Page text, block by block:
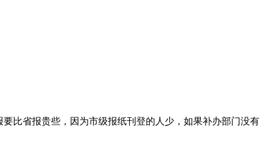
比省报贵些，因为市级报纸刊登的人少，如果补办部门没有